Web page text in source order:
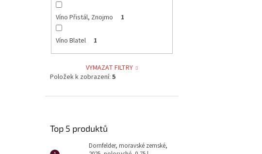
Víno Přistál, Znojmo 1
Víno Blatel 1
VYMAZAT FILTRY
Položek k zobrazení: 5
Top 5 produktů
Dornfelder, moravské zemské,